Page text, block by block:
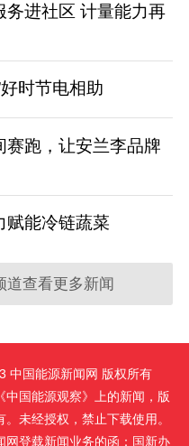
务进社区 计量能力再
时节电相助
赛跑，让安兰李品牌
赋能冷链蔬菜
道查看更多新闻
中国能源新闻网 版权所有
国能源观察》上的新闻，版
未经授权，禁止下载使用。
网登载新闻业务的函：国新办